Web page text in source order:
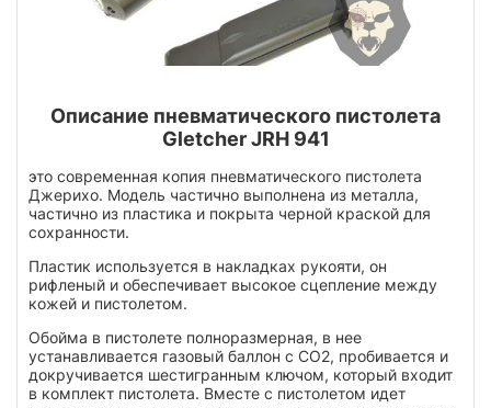
Описание пневматического пистолета
Gletcher JRH 941
это современная копия пневматического пистолета
Джерихо. Модель частично выполнена из металла,
частично из пластика и покрыта черной краской для
сохранности.
Пластик используется в накладках рукояти, он
рифленый и обеспечивает высокое сцепление между
кожей и пистолетом.
Обойма в пистолете полноразмерная, в нее
устанавливается газовый баллон с СО2, пробивается и
докручивается шестигранным ключом, который входит
в комплект пистолета. Вместе с пистолетом идет